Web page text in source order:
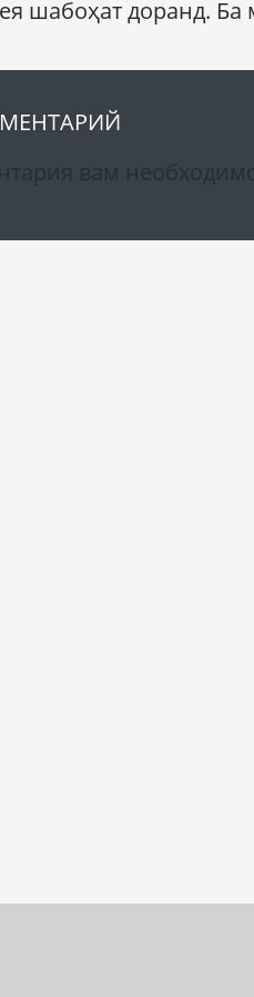
шабоҳат доранд.